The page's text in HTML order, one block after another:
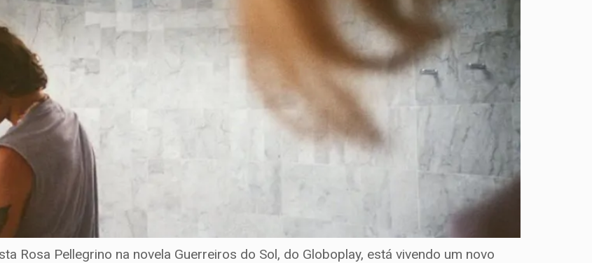
Rosa Pellegrino na novela Guerreiros do Sol, do Globoplay, está vivendo um novo